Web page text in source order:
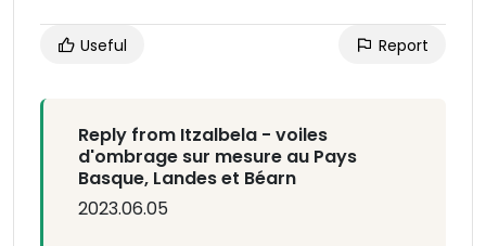
Useful Report
Reply from Itzalbela - voiles
d'ombrage sur mesure au Pays
Basque, Landes et Béarn
2023.06.05